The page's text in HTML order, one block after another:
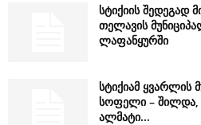
სტიქიის შედეგად
თელავის
ლაფანყურში
სტიქიამ ყვარლის
სოფელი – შილდა,
ალმატი...